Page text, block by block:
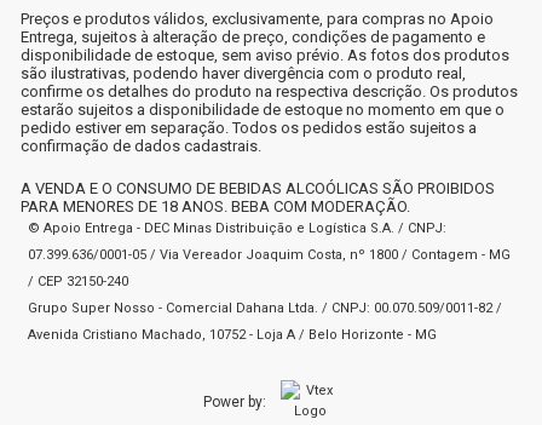
Preços e produtos válidos, exclusivamente, para compras no Apoio
Entrega, sujeitos à alteração de preço, condições de pagamento e
disponibilidade de estoque, sem aviso prévio. As fotos dos produtos
são ilustrativas, podendo haver divergência com o produto real,
confirme os detalhes do produto na respectiva descrição. Os produtos
estarão sujeitos a disponibilidade de estoque no momento em que o
pedido estiver em separação. Todos os pedidos estão sujeitos a
confirmação de dados cadastrais.
A VENDA E O CONSUMO DE BEBIDAS ALCOÓLICAS SÃO PROIBIDOS
PARA MENORES DE 18 ANOS. BEBA COM MODERAÇÃO.
© Apoio Entrega - DEC Minas Distribuição e Logística S.A. / CNPJ:
07.399.636/0001-05 / Via Vereador Joaquim Costa, nº 1800 / Contagem - MG
/ CEP 32150-240
Grupo Super Nosso - Comercial Dahana Ltda. / CNPJ: 00.070.509/0011-82 /
Avenida Cristiano Machado, 10752 - Loja A / Belo Horizonte - MG
Power by: